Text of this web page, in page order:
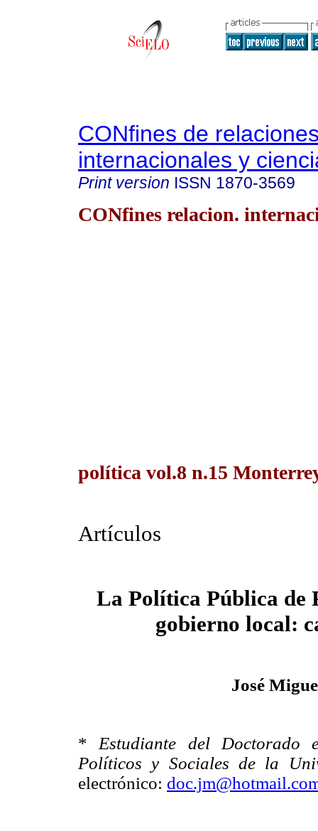
CONfines de
internacionales y
Print version ISSN 1870-3569
CONfines relacion.
política vol.8 n.15
Artículos
La Política Pública de
gobierno local:
José
* Estudiante del Doctorado
Políticos y Sociales de la
electrónico: